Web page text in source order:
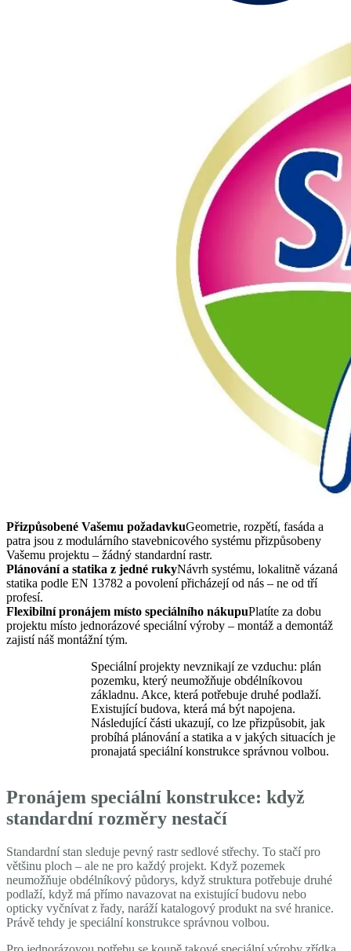
Přizpůsobené Vašemu požadavkuGeometrie, rozpětí, fasáda a
patra jsou z modulárního stavebnicového systému přizpůsobeny
Vašemu projektu – žádný standardní rastr.
Plánování a statika z jedné rukyNávrh systému, lokalitně vázaná
statika podle EN 13782 a povolení přicházejí od nás – ne od tří
profesí.
Flexibilní pronájem místo speciálního nákupuPlatíte za dobu
projektu místo jednorázové speciální výroby – montáž a demontáž
zajistí náš montážní tým.
Speciální projekty nevznikají ze vzduchu: plán
pozemku, který neumožňuje obdélníkovou
základnu. Akce, která potřebuje druhé podlaží.
Existující budova, která má být napojena.
Následující části ukazují, co lze přizpůsobit, jak
probíhá plánování a statika a v jakých situacích je
pronajatá speciální konstrukce správnou volbou.
Pronájem speciální konstrukce: když
standardní rozměry nestačí
Standardní stan sleduje pevný rastr sedlové střechy. To stačí pro
většinu ploch – ale ne pro každý projekt. Když pozemek
neumožňuje obdélníkový půdorys, když struktura potřebuje druhé
podlaží, když má přímo navazovat na existující budovu nebo
opticky vyčnívat z řady, naráží katalogový produkt na své hranice.
Právě tehdy je speciální konstrukce správnou volbou.